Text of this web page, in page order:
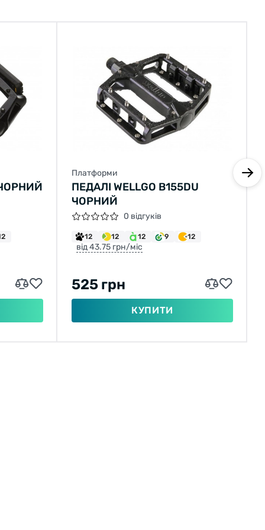
ЧОРНИЙ
Платформи
ПЕДАЛІ WELLGO B155DU
ЧОРНИЙ
0 відгуків
12 12 12 9 12
від 43.75 грн/міс
525 грн
КУПИТИ